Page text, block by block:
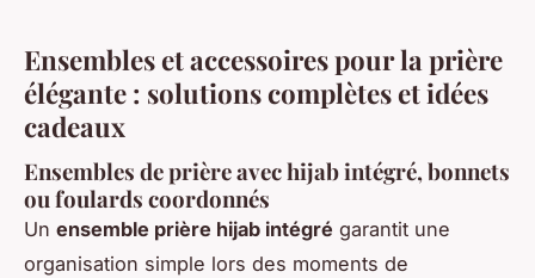
Ensembles et accessoires pour la prière
élégante : solutions complètes et idées
cadeaux
Ensembles de prière avec hijab intégré, bonnets
ou foulards coordonnés
Un ensemble prière hijab intégré garantit une
organisation simple lors des moments de